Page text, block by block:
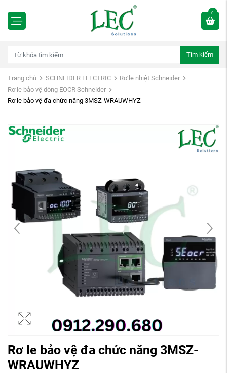
0
Tìm kiếm
Trang chủ SCHNEIDER ELECTRIC
Rơ le nhiệt Schneider
Rơ le bảo vệ dòng EOCR Schneider
Rơ le bảo vệ đa chức năng 3MSZ-WRAUWHYZ
Rơ le bảo vệ đa chức năng 3MSZ-
WRAUWHYZ